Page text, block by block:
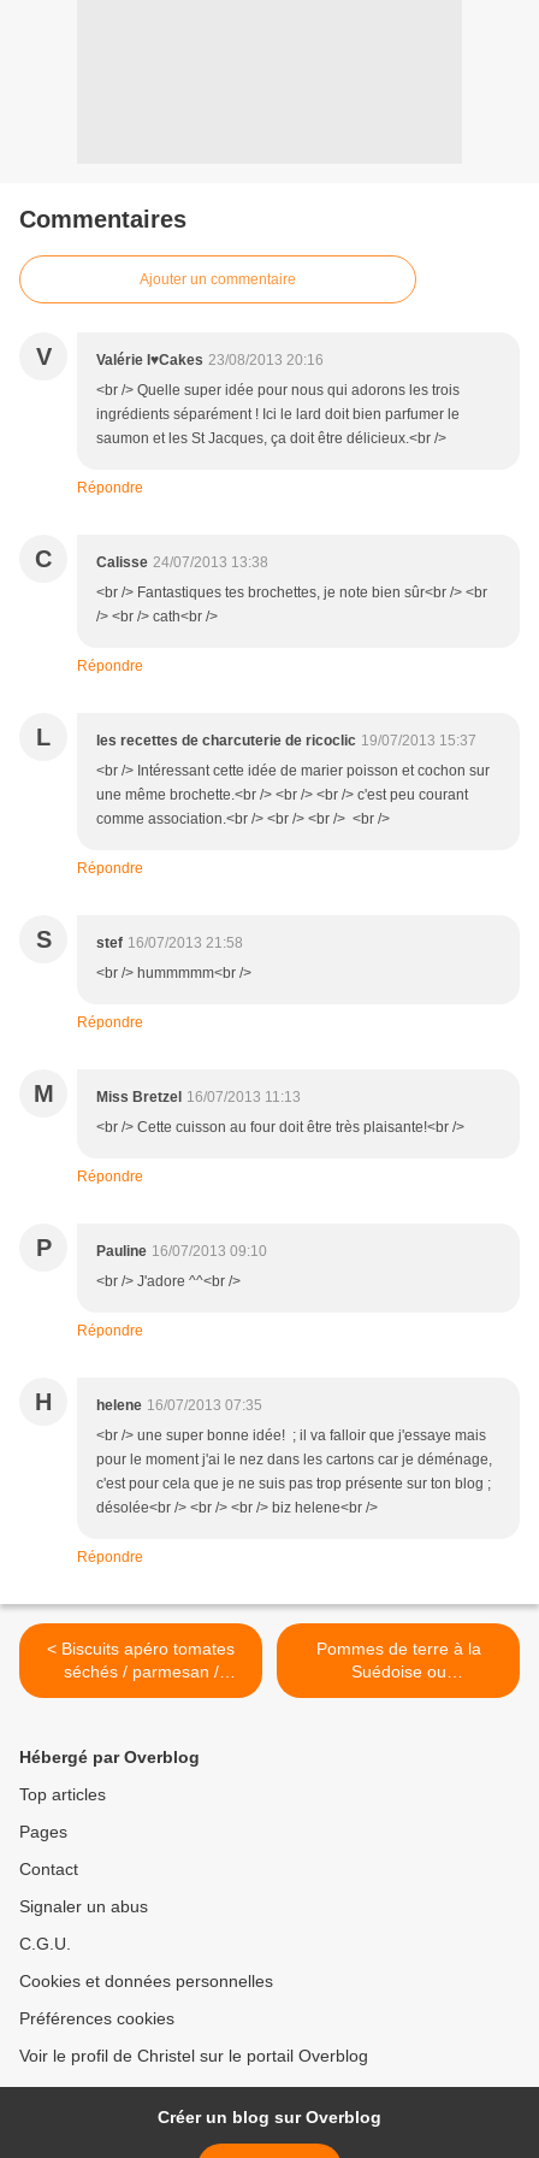
Commentaires
Ajouter un commentaire
V Valérie I♥Cakes 23/08/2013 20:16
<br /> Quelle super idée pour nous qui adorons les trois
ingrédients séparément ! Ici le lard doit bien parfumer le
saumon et les St Jacques, ça doit être délicieux.<br />
Répondre
C Calisse 24/07/2013 13:38
<br /> Fantastiques tes brochettes, je note bien sûr<br /> <br
/> <br /> cath<br />
Répondre
L les recettes de charcuterie de ricoclic 19/07/2013 15:37
<br /> Intéressant cette idée de marier poisson et cochon sur
une même brochette.<br /> <br /> <br /> c'est peu courant
comme association.<br /> <br /> <br /> <br />
Répondre
S stef 16/07/2013 21:58
<br /> hummmmm<br />
Répondre
M Miss Bretzel 16/07/2013 11:13
<br /> Cette cuisson au four doit être très plaisante!<br />
Répondre
P Pauline 16/07/2013 09:10
<br /> J'adore ^^<br />
Répondre
H helene 16/07/2013 07:35
<br /> une super bonne idée! ; il va falloir que j'essaye mais
pour le moment j'ai le nez dans les cartons car je déménage,
c'est pour cela que je ne suis pas trop présente sur ton blog ;
désolée<br /> <br /> <br /> biz helene<br />
Répondre
< Biscuits apéro tomates
séchés / parmesan /
sésame / thym
Pommes de terre à la
Suédoise ou
Hasselbackpotatis >
Hébergé par Overblog
Top articles
Pages
Contact
Signaler un abus
C.G.U.
Cookies et données personnelles
Préférences cookies
Voir le profil de Christel sur le portail Overblog
Créer un blog sur Overblog